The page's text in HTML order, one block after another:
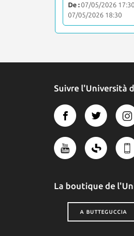
De :07/05/2026 17:30
07/05/2026 18:30
Suivre l'Università
La boutique de
A BUTTEGUCCIA